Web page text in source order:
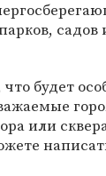
будет
или